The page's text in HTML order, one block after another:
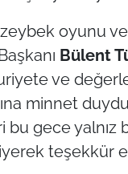
zeybek oyunu
Bülent
ve
minnet
bu gece
teşekkür